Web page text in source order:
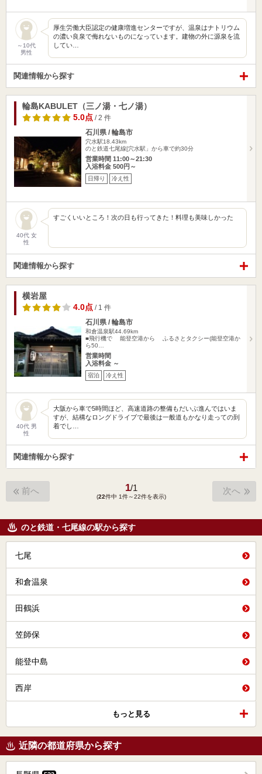
～10代
男性
厚生労働大臣認定の健康増進センターですが、温泉はナトリウム
の濃い良泉で侮れないものになっています。建物の外に源泉を流
してい…
関連情報から探す
輪島KABULET（三ノ湯・七ノ湯）
5.0点 / 2 件
石川県 / 輪島市
穴水駅18.43km
のと鉄道七尾線[穴水駅」から車で約30分
営業時間 11:00～21:30
入浴料金 500円～
日帰り 冷え性
40代 女
性
すごくいいところ！次の日も行ってきた！料理も美味しかった
関連情報から探す
横岩屋
4.0点 / 1 件
石川県 / 輪島市
和倉温泉駅44.69km
■飛行機で 能登空港から ふるさとタクシー(能登空港か
ら50…
営業時間
入浴料金 ～
宿泊 冷え性
40代 男
性
大阪から車で5時間ほど、高速道路の整備もだいぶ進んではいま
すが、結構なロングドライブで最後は一般道もかなり走っての到
着でし…
関連情報から探す
前へ 1/1
(22件中 1件～22件を表示)
次へ
のと鉄道・七尾線の駅から探す
七尾
和倉温泉
田鶴浜
笠師保
能登中島
西岸
もっと見る
近隣の都道府県から探す